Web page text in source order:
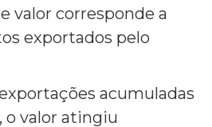
valor corresponde a
exportados pelo
acumuladas
o valor atingiu